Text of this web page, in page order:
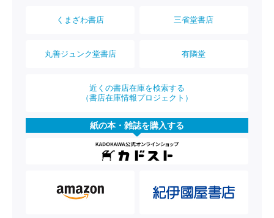
くまざわ書店 三省堂書店
丸善ジュンク堂書店 有隣堂
近くの書店在庫を検索する
（書店在庫情報プロジェクト）
紙の本・雑誌を購入する